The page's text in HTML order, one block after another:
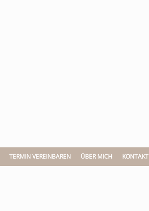
TERMIN VEREINBAREN ÜBER MICH KONTAKT